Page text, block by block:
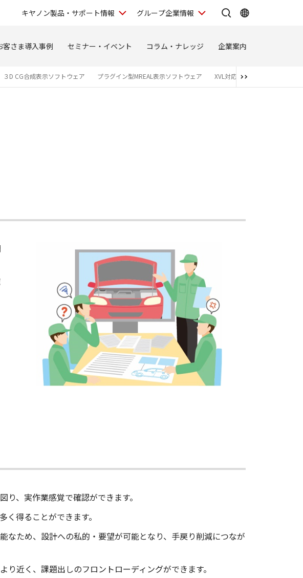
キヤノン製品・サポート情報 グループ企業情報
客さま導入事例 セミナー・イベント コラム・ナレッジ 企業案内
３D CG合成表示ソフトウェア プラグイン型MREAL表示ソフトウェア XVL対応ハイエンド3Dビューワ
、実作業感覚で確認ができます。
得ることができます。
なため、設計への私的・要望が可能となり、手戻り削減につなが
近く、課題出しのフロントローディングができます。